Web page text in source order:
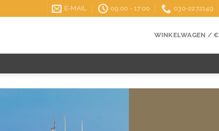
E-MAIL 09:00 - 17:00 030-2272149
WINKELWAGEN /€